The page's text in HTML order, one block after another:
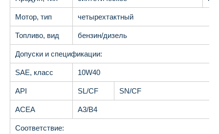
Мотор, тип четырехтактный
Топливо, вид бензин/дизель
Допуски и спецификации:
SAE, класс 10W40
API SL/CF SN/CF
AСЕA A3/B4
Соответствие: